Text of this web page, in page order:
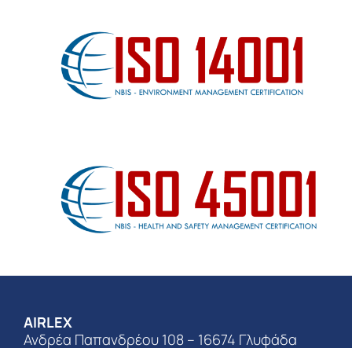
AIRLEX
Ανδρέα Παπανδρέου 108 – 16674 Γλυφάδα